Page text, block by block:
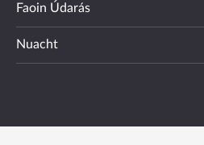
Faoin Údarás
Nuacht